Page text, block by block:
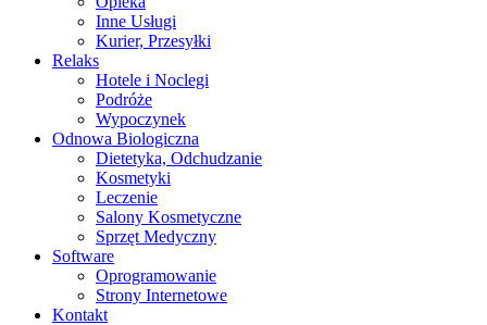
Inne Usługi
Kurier, Przesyłki
Relaks
Hotele i Noclegi
Podróże
Wypoczynek
Odnowa Biologiczna
Dietetyka, Odchudzanie
Kosmetyki
Leczenie
Salony Kosmetyczne
Sprzęt Medyczny
Software
Oprogramowanie
Strony Internetowe
Kontakt